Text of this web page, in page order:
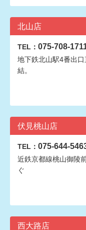
北山店
TEL： 075-708-
地下鉄北山駅4番出口
結。
伏見桃山店
TEL： 075-644-
近鉄京都線桃山御陵
ぐ
西大路店